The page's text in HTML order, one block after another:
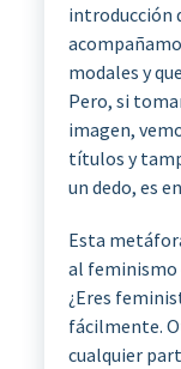
introducción
modales y
Pero, si
imagen,
títulos y
un dedo, es
Esta
al feminismo
¿Eres
fácilmente.
cualquier